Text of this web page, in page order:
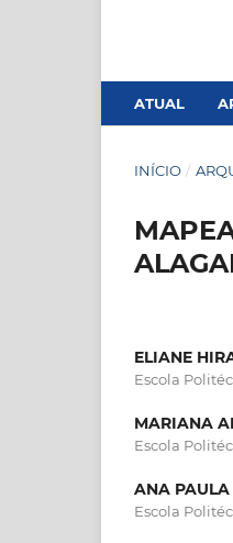
ATUAL
INÍCIO /
ELIANE
Escola
MARIANA
Escola
ANA PAULA
Escola